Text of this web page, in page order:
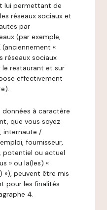
lui permettant de
réseaux sociaux et
par
(par exemple,
«
réseaux sociaux
restaurant et sur
effectivement
à caractère
que vous soyez
internaute /
fournisseur,
potentiel ou actuel
» ou la(les) «
»), peuvent être mis
pour les finalités
4.